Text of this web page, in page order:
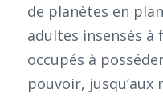
de planètes en
adultes insensés à
occupés à
pouvoir, jusqu’aux